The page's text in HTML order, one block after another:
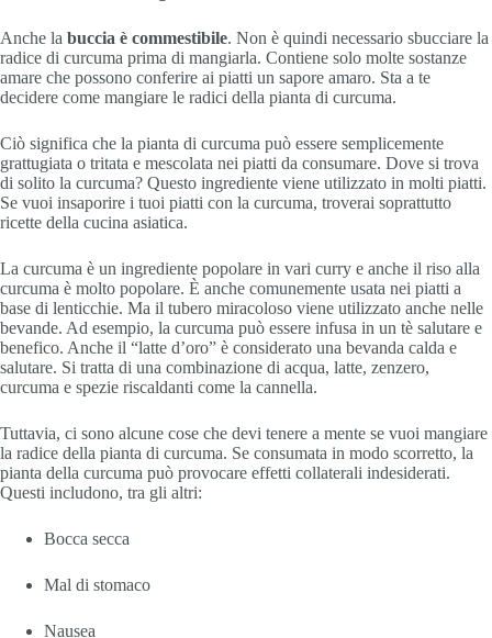
Anche la buccia è commestibile. Non è quindi necessario sbucciare la
radice di curcuma prima di mangiarla. Contiene solo molte sostanze
amare che possono conferire ai piatti un sapore amaro. Sta a te
decidere come mangiare le radici della pianta di curcuma.
Ciò significa che la pianta di curcuma può essere semplicemente
grattugiata o tritata e mescolata nei piatti da consumare. Dove si trova
di solito la curcuma? Questo ingrediente viene utilizzato in molti piatti.
Se vuoi insaporire i tuoi piatti con la curcuma, troverai soprattutto
ricette della cucina asiatica.
La curcuma è un ingrediente popolare in vari curry e anche il riso alla
curcuma è molto popolare. È anche comunemente usata nei piatti a
base di lenticchie. Ma il tubero miracoloso viene utilizzato anche nelle
bevande. Ad esempio, la curcuma può essere infusa in un tè salutare e
benefico. Anche il “latte d’oro” è considerato una bevanda calda e
salutare. Si tratta di una combinazione di acqua, latte, zenzero,
curcuma e spezie riscaldanti come la cannella.
Tuttavia, ci sono alcune cose che devi tenere a mente se vuoi mangiare
la radice della pianta di curcuma. Se consumata in modo scorretto, la
pianta della curcuma può provocare effetti collaterali indesiderati.
Questi includono, tra gli altri:
Bocca secca
Mal di stomaco
Nausea